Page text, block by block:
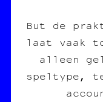
But de
laat vaak
alleen
speltype,